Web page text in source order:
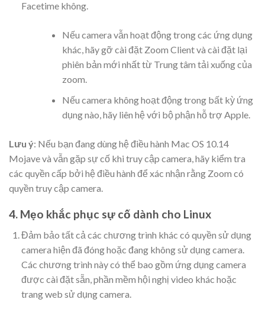
Facetime không.
Nếu camera vẫn hoạt động trong các ứng dụng
khác, hãy gỡ cài đặt Zoom Client và cài đặt lại
phiên bản mới nhất từ Trung tâm tải xuống của
zoom.
Nếu camera không hoạt động trong bất kỳ ứng
dụng nào, hãy liên hệ với bộ phận hỗ trợ Apple.
Lưu ý: Nếu bạn đang dùng hệ điều hành Mac OS 10.14
Mojave và vẫn gặp sự cố khi truy cập camera, hãy kiểm tra
các quyền cấp bởi hệ điều hành để xác nhận rằng Zoom có
quyền truy cập camera.
4. Mẹo khắc phục sự cố dành cho Linux
Đảm bảo tất cả các chương trình khác có quyền sử dụng
camera hiện đã đóng hoặc đang không sử dụng camera.
Các chương trình này có thể bao gồm ứng dụng camera
được cài đặt sẵn, phần mềm hội nghị video khác hoặc
trang web sử dụng camera.